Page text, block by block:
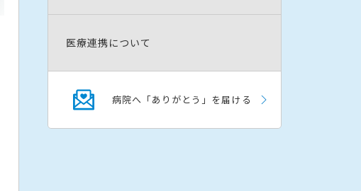
医療連携について
病院へ「ありがとう」を届ける